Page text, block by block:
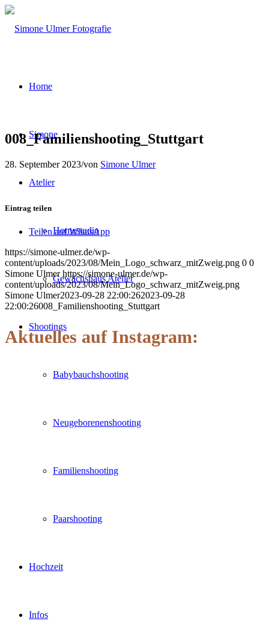
Home
Simone
Atelier
Homestudio
Gewächshaus Atelier
Shootings
Babybauchshooting
Neugeborenenshooting
Familienshooting
Paarshooting
Hochzeit
Infos
008_Familienshooting_Stuttgart
28. September 2023/von Simone Ulmer
Eintrag teilen
Teilen auf WhatsApp
https://simone-ulmer.de/wp-
content/uploads/2023/08/Mein_Logo_schwarz_mitZweig.png 0 0
Simone Ulmer https://simone-ulmer.de/wp-
content/uploads/2023/08/Mein_Logo_schwarz_mitZweig.png
Simone Ulmer2023-09-28 22:00:262023-09-28
22:00:26008_Familienshooting_Stuttgart
Aktuelles auf Instagram: